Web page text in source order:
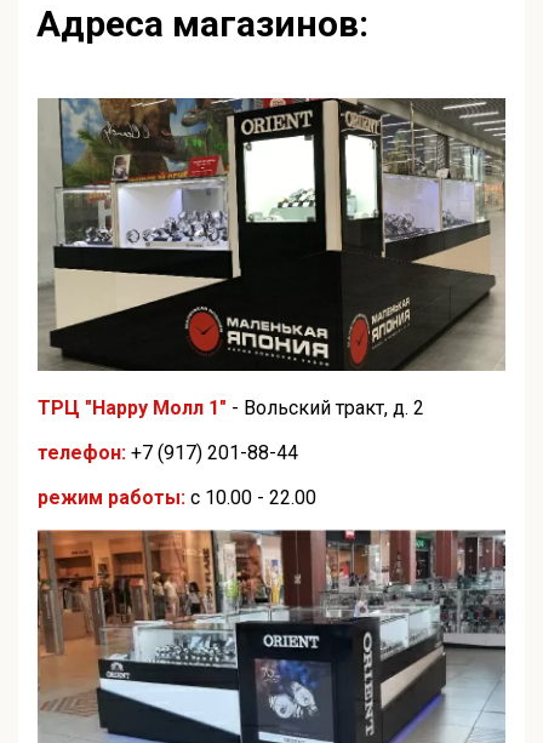
Адреса магазинов:
ТРЦ "Happy Молл 1" - Вольский тракт, д. 2
телефон: +7 (917) 201-88-44
режим работы: с 10.00 - 22.00